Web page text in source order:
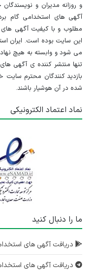
و روزانه مدیران و
آگهی های استخدامی گام
مطلوب و با کیفیت آگهی
این سایت بوده است. ایران
می شود و وابسته به هیچ
تنها منتشر کننده ی آگهی
بازدید کنندگان محترم
شده در آن هوشیار باشند.
نماد اعتماد الکترونیکی
ما را دنبال کنید
دریافت آگهی های
دریافت آگهی های